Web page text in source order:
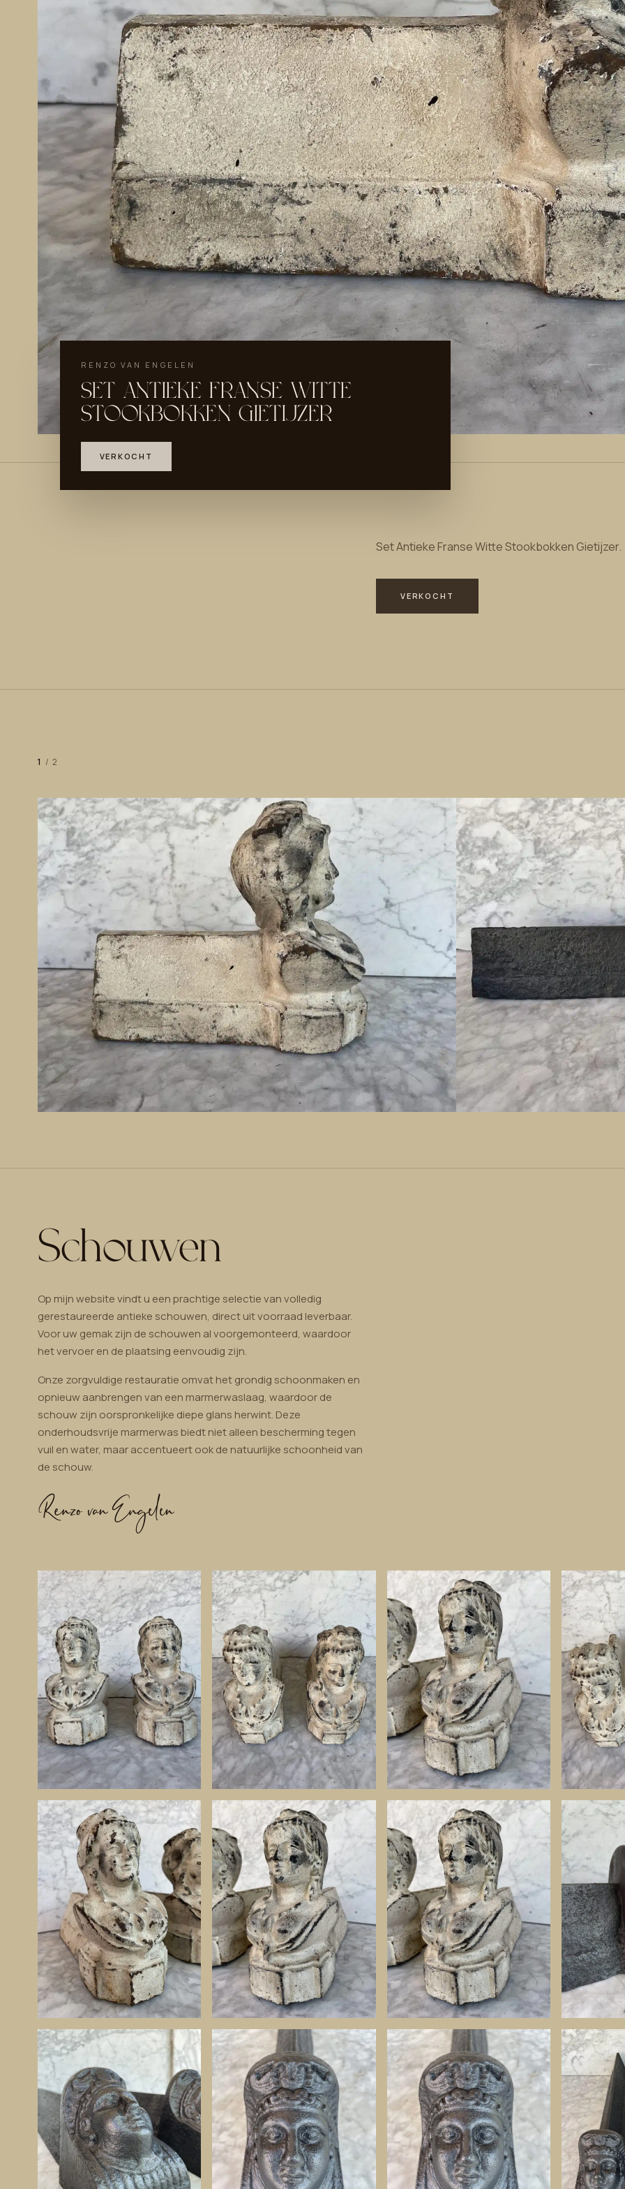
RENZO VAN ENGELEN
SET ANTIEKE FRANSE WITTE
STOOKBOKKEN GIETIJZER
VERKOCHT
Set Antieke Franse Witte Stookbokken Gietijzer.
VERKOCHT
1 /2
Schouwen
Op mijn website vindt u een prachtige selectie van volledig
gerestaureerde antieke schouwen, direct uit voorraad leverbaar.
Voor uw gemak zijn de schouwen al voorgemonteerd, waardoor
het vervoer en de plaatsing eenvoudig zijn.
Onze zorgvuldige restauratie omvat het grondig schoonmaken en
opnieuw aanbrengen van een marmerwaslaag, waardoor de
schouw zijn oorspronkelijke diepe glans herwint. Deze
onderhoudsvrije marmerwas biedt niet alleen bescherming tegen
vuil en water, maar accentueert ook de natuurlijke schoonheid van
de schouw.